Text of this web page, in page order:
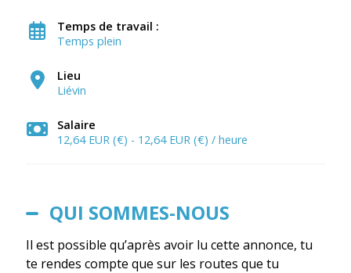
Temps de travail :
Temps plein
Lieu
Liévin
Salaire
12,64 EUR (€) - 12,64 EUR (€) / heure
QUI SOMMES-NOUS
Il est possible qu’après avoir lu cette annonce, tu
te rendes compte que sur les routes que tu